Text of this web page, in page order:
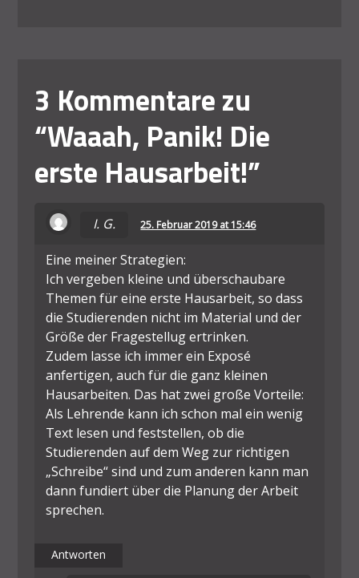
3 Kommentare zu
“Waaah, Panik! Die
erste Hausarbeit!”
I. G. 25. Februar 2019 at 15:46
Eine meiner Strategien:
Ich vergeben kleine und überschaubare
Themen für eine erste Hausarbeit, so dass
die Studierenden nicht im Material und der
Größe der Fragestellug ertrinken.
Zudem lasse ich immer ein Exposé
anfertigen, auch für die ganz kleinen
Hausarbeiten. Das hat zwei große Vorteile:
Als Lehrende kann ich schon mal ein wenig
Text lesen und feststellen, ob die
Studierenden auf dem Weg zur richtigen
„Schreibe“ sind und zum anderen kann man
dann fundiert über die Planung der Arbeit
sprechen.
Antworten